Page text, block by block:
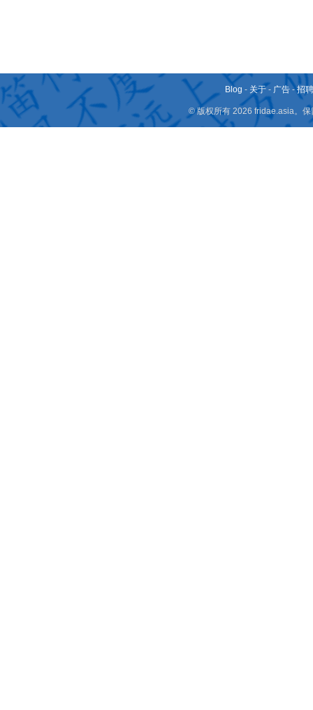
Blog - 关于 - 广告 -招
© 版权所有 2026 fridae.asia。